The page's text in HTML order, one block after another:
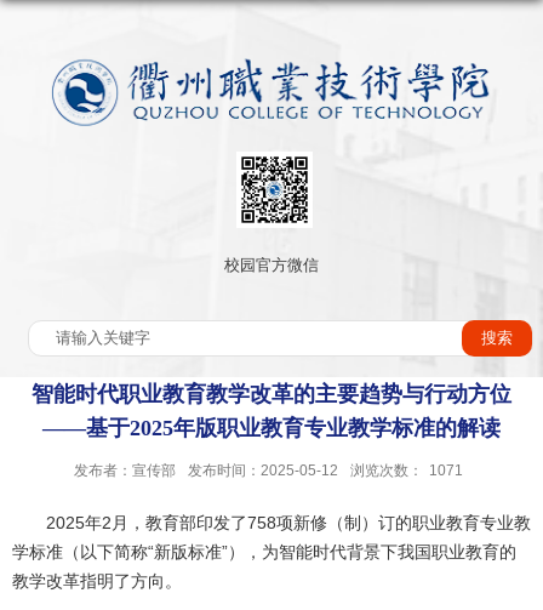
校园官方微信
智能时代职业教育教学改革的主要趋势与行动方位
——基于2025年版职业教育专业教学标准的解读
发布者：宣传部 发布时间：2025-05-12 浏览次数： 1071
2025年2月，教育部印发了758项新修（制）订的职业教育专业教
学标准（以下简称“新版标准”），为智能时代背景下我国职业教育的
教学改革指明了方向。